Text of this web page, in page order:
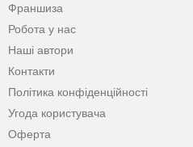
Франшиза
Робота у нас
Наші автори
Контакти
Політика конфіденційності
Угода користувача
Оферта